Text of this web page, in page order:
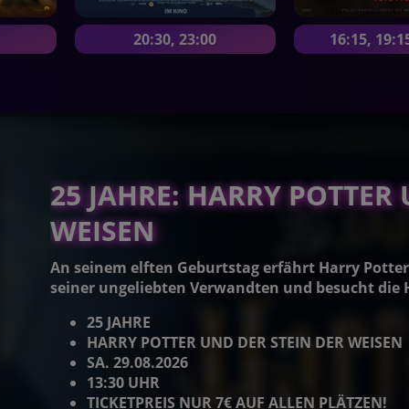
MONTAG 10.8. UM 20:30UHR
Jetzt in allen Kinosälen
Jetzt im Euromax
20:30, 23:00 16:15,
25 JAHRE: HARRY POTTER
WEISEN
An seinem elften Geburtstag erfährt Harry
seiner ungeliebten Verwandten und besucht die
25 JAHRE
HARRY POTTER UND DER STEIN DER WEISEN
SA. 29.08.2026
13:30 UHR
TICKETPREIS NUR 7€ AUF ALLEN PLÄTZEN!